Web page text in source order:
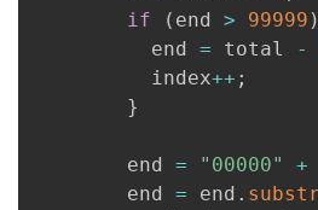
if
( end > 99999 )
          end
= total -
          index
++ ;
}
        end
= "00000" +
        end
= end . substr